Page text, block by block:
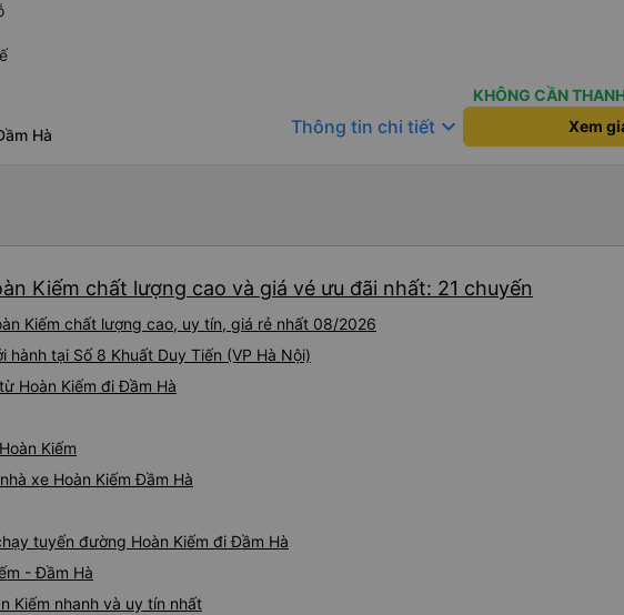
Hà
KHÔNG CẦN
Thông tin chi tiết keyboard_arrow_down Xem
Kiếm chất lượng cao và giá vé ưu đãi nhất: 21 chuyến
Kiếm chất lượng cao, uy tín, giá rẻ nhất 08/2026
hành tại Số 8 Khuất Duy Tiến (VP Hà Nội)
Hoàn Kiếm đi Đầm Hà
Kiếm
xe Hoàn Kiếm Đầm Hà
tuyến đường Hoàn Kiếm đi Đầm Hà
- Đầm Hà
Kiếm nhanh và uy tín nhất